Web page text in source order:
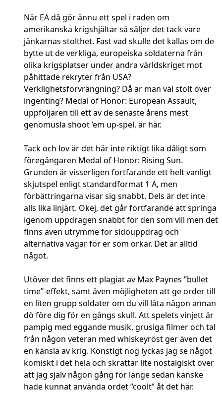
När EA då gör ännu ett spel i raden om
amerikanska krigshjältar så säljer det tack vare
jänkarnas stolthet. Fast vad skulle det kallas om de
bytte ut de verkliga, europeiska soldaterna från
olika krigsplatser under andra världskriget mot
påhittade rekryter från USA?
Verklighetsförvrängning? Då är man väl stolt över
ingenting? Medal of Honor: European Assault,
uppföljaren till ett av de senaste årens mest
genomusla shoot ’em up-spel, är här.
Tack och lov är det här inte riktigt lika dåligt som
föregångaren Medal of Honor: Rising Sun.
Grunden är visserligen fortfarande ett helt vanligt
skjutspel enligt standardformat 1 A, men
förbättringarna visar sig snabbt. Dels är det inte
alls lika linjärt. Okej, det går fortfarande att springa
igenom uppdragen snabbt för den som vill men det
finns även utrymme för sidouppdrag och
alternativa vägar för er som orkar. Det är alltid
något.
Utöver det finns ett plagiat av Max Paynes ”bullet
time”-effekt, samt även möjligheten att ge order till
en liten grupp soldater om du vill låta någon annan
dö före dig för en gångs skull. Att spelets vinjett är
pampig med eggande musik, grusiga filmer och tal
från någon veteran med whiskeyröst ger även det
en känsla av krig. Konstigt nog lyckas jag se något
komiskt i det hela och skrattar lite nostalgiskt över
att jag själv någon gång för länge sedan kanske
hade kunnat använda ordet ”coolt” åt det här.